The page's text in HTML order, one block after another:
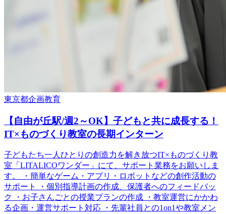
東京都企画教育
【自由が丘駅/週2～OK】子どもと共に成長する！
IT×ものづくり教室の長期インターン
子どもたち一人ひとりの創造力を解き放つIT×ものづくり教
室「LITALICOワンダー」にて、サポート業務をお願いしま
す。 ・簡単なゲーム・アプリ・ロボットなどの創作活動の
サポート ・個別指導計画の作成、保護者へのフィードバッ
ク ・お子さんごとの授業プランの作成 ・教室運営にかかわ
る企画・運営サポート対応 ・先輩社員との1on1や教室メン